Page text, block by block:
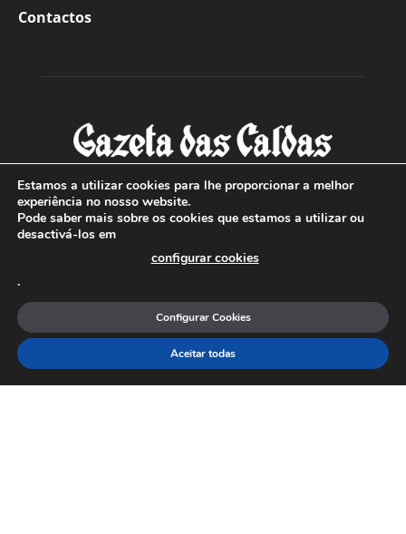
Contactos
SOBRE NÓS
Com sede nas Caldas da Rainha e mais de 90 anos de
a sul de distrito de Leiria, com mais de 40.000 leitores por
toda a região Oeste. Jornal com distribuição em Portugal
Continental e assinatura online.
Estamos a utilizar cookies para lhe proporcionar a melhor
experiência no nosso website.
Pode saber mais sobre os cookies que estamos a utilizar ou
desactivá-los em
configurar cookies
.
Aceitar todas
Configurar Cookies